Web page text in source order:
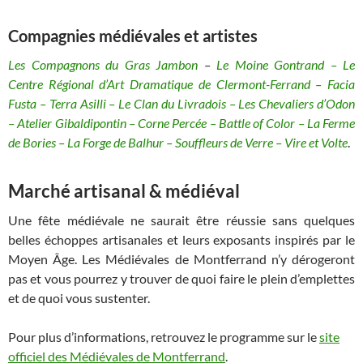
Compagnies médiévales et artistes
Les Compagnons du Gras Jambon – Le Moine Gontrand – Le
Centre Régional d’Art Dramatique de Clermont-Ferrand – Facia
Fusta – Terra Asilli – Le Clan du Livradois – Les Chevaliers d’Odon
– Atelier Gibaldipontin – Corne Percée – Battle of Color – La Ferme
de Bories – La Forge de Balhur – Souffleurs de Verre – Vire et Volte.
Marché artisanal & médiéval
Une fête médiévale ne saurait être réussie sans quelques
belles échoppes artisanales et leurs exposants inspirés par le
Moyen Âge. Les Médiévales de Montferrand n’y dérogeront
pas et vous pourrez y trouver de quoi faire le plein d’emplettes
et de quoi vous sustenter.
Pour plus d’informations, retrouvez le programme sur lesite
officiel des Médiévales de Montferrand.